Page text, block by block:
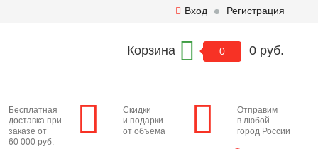
Вход Регистрация
Корзина 0 0 руб.
Бесплатная
доставка при
заказе от
60 000 руб.
Скидки
и подарки
от объема
Отправим
в любой
город России